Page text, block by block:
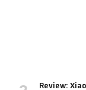
Review: